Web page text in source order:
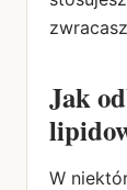
Jak
W